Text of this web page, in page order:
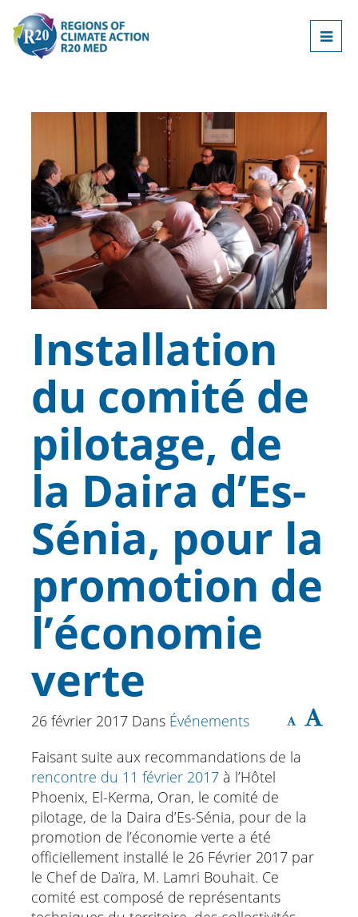
Installation
du comité de
pilotage, de
la Daira d’Es-
Sénia, pour la
promotion de
l’économie
verte
26 février 2017 Dans Événements
Faisant suite aux recommandations de la
rencontre du 11 février 2017 à l’Hôtel
Phoenix, El-Kerma, Oran, le comité de
pilotage, de la Daira d’Es-Sénia, pour de la
promotion de l’économie verte a été
officiellement installé le 26 Février 2017 par
le Chef de Daïra, M. Lamri Bouhait. Ce
comité est composé de représentants